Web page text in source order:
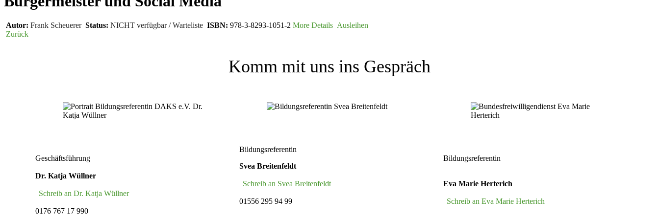
Autor: Frank Scheuerer Status: NICHT verfügbar / Warteliste ISBN: 978-3-8293-1051-2 More Details Ausleihen
Zurück
Komm mit uns ins Gespräch
Geschäftsführung
Dr. Katja Wüllner
Schreib an Dr. Katja Wüllner
0176 767 17 990
Bildungsreferentin
Svea Breitenfeldt
Schreib an Svea Breitenfeldt
01556 295 94 99
Bildungsreferentin
Eva Marie Herterich
Schreib an Eva Marie Herterich